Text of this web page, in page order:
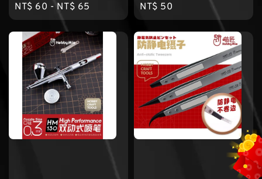
Regular
price
NT$ 60 -NT$ 65
Regular
price
NT$ 50